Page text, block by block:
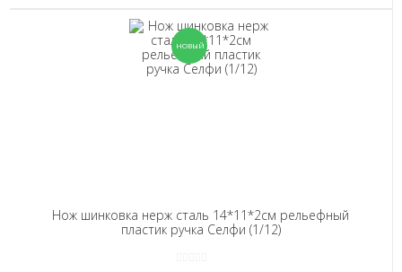
Нож шинковка нерж сталь 14*11*2см рельефный
пластик ручка Селфи (1/12)